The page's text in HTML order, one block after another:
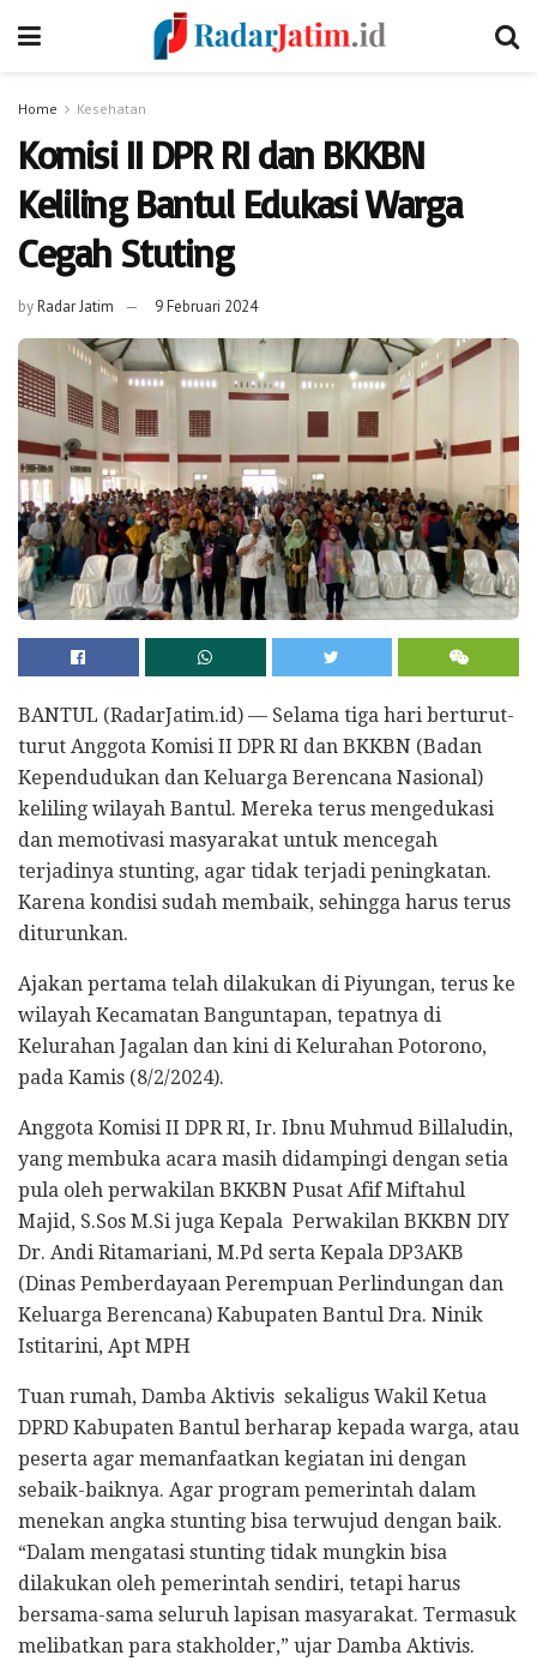
Home Kesehatan
Komisi II DPR RI dan BKKBN
Keliling Bantul Edukasi Warga
Cegah Stuting
byRadar Jatim 9 Februari 2024
BANTUL (RadarJatim.id) — Selama tiga hari berturut-
turut Anggota Komisi II DPR RI dan BKKBN (Badan
Kependudukan dan Keluarga Berencana Nasional)
keliling wilayah Bantul. Mereka terus mengedukasi
dan memotivasi masyarakat untuk mencegah
terjadinya stunting, agar tidak terjadi peningkatan.
Karena kondisi sudah membaik, sehingga harus terus
diturunkan.
Ajakan pertama telah dilakukan di Piyungan, terus ke
wilayah Kecamatan Banguntapan, tepatnya di
Kelurahan Jagalan dan kini di Kelurahan Potorono,
pada Kamis (8/2/2024).
Anggota Komisi II DPR RI, Ir. Ibnu Muhmud Billaludin,
yang membuka acara masih didampingi dengan setia
pula oleh perwakilan BKKBN Pusat Afif Miftahul
Majid, S.Sos M.Si juga Kepala Perwakilan BKKBN DIY
Dr. Andi Ritamariani, M.Pd serta Kepala DP3AKB
(Dinas Pemberdayaan Perempuan Perlindungan dan
Keluarga Berencana) Kabupaten Bantul Dra. Ninik
Istitarini, Apt MPH
Tuan rumah, Damba Aktivis sekaligus Wakil Ketua
DPRD Kabupaten Bantul berharap kepada warga, atau
peserta agar memanfaatkan kegiatan ini dengan
sebaik-baiknya. Agar program pemerintah dalam
menekan angka stunting bisa terwujud dengan baik.
“Dalam mengatasi stunting tidak mungkin bisa
dilakukan oleh pemerintah sendiri, tetapi harus
bersama-sama seluruh lapisan masyarakat. Termasuk
melibatkan para stakholder,” ujar Damba Aktivis.